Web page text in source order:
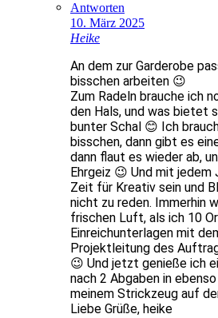
Antworten
10. März 2025
Heike
An dem zur Garderobe
bisschen arbeiten 😉
Zum Radeln brauche ich
den Hals, und was bietet
bunter Schal 😊 Ich
bisschen, dann gibt es
dann flaut es wieder ab,
Ehrgeiz 😉 Und mit
Zeit für Kreativ sein und
nicht zu reden. Immerhin
frischen Luft, als ich 10
Einreichunterlagen mit
Projektleitung des
😉 Und jetzt genieße ich
nach 2 Abgaben in
meinem Strickzeug auf
Liebe Grüße, heike